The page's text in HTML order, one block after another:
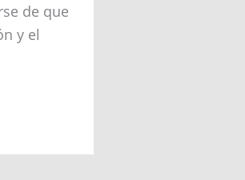
de que
y el